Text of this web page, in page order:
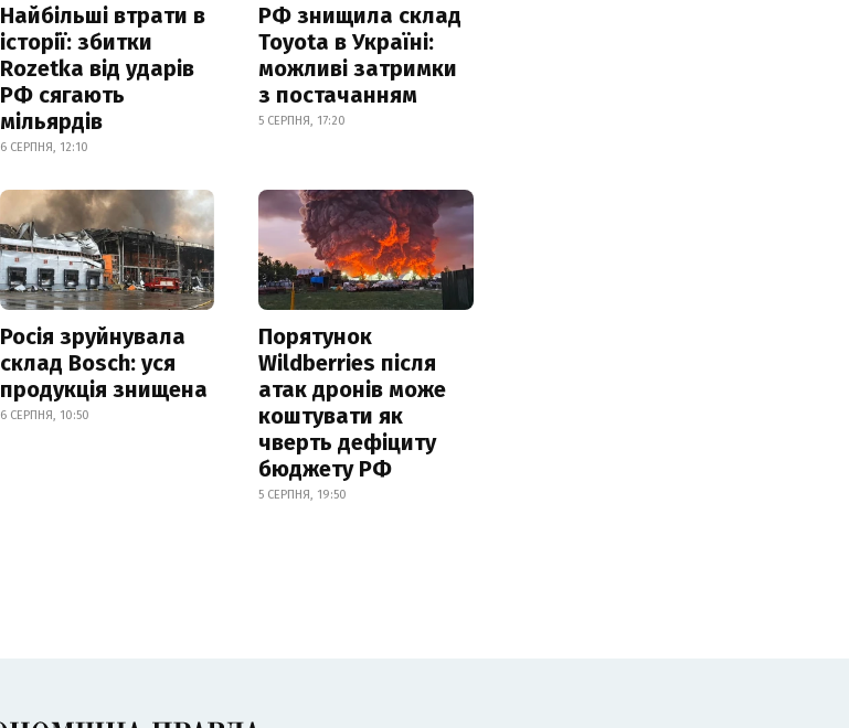
Найбільші втрати в
історії: збитки
Rozetka від ударів
РФ сягають
мільярдів
6 СЕРПНЯ, 12:10
РФ знищила склад
Toyota в Україні:
можливі затримки
з постачанням
5 СЕРПНЯ, 17:20
Росія зруйнувала
склад Bosch: уся
продукція знищена
6 СЕРПНЯ, 10:50
Порятунок
Wildberries після
атак дронів може
коштувати як
чверть дефіциту
бюджету РФ
5 СЕРПНЯ, 19:50